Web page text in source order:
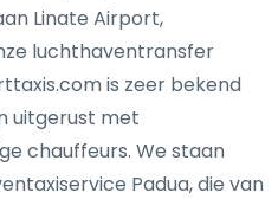
Linate Airport,
luchthaventransfer
is zeer bekend
uitgerust met
chauffeurs. We staan
Padua, die van